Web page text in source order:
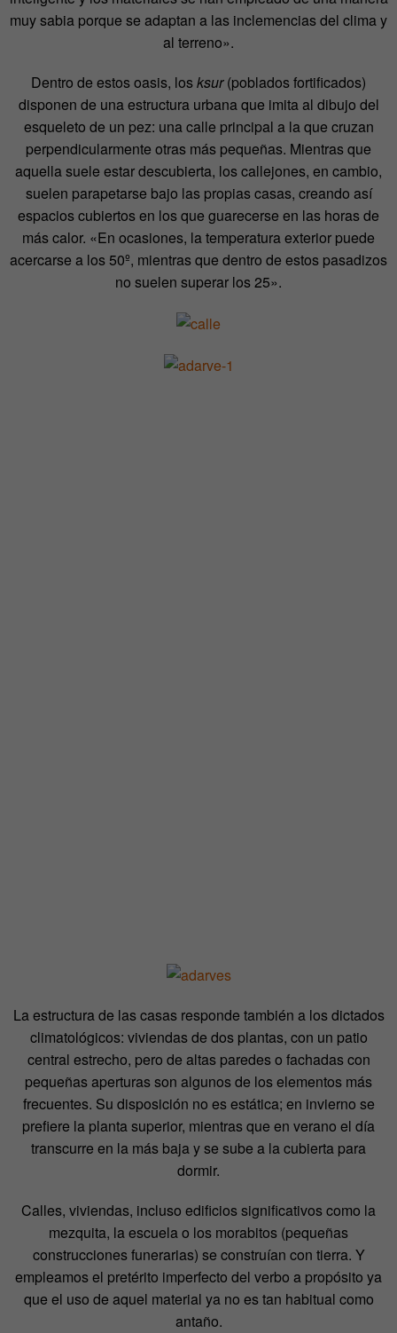
muy sabia porque se adaptan a las inclemencias del clima y
al terreno».
Dentro de estos oasis, losksur(poblados fortificados)
disponen de una estructura urbana que imita al dibujo del
esqueleto de un pez: una calle principal a la que cruzan
perpendicularmente otras más pequeñas. Mientras que
aquella suele estar descubierta, los callejones, en cambio,
suelen parapetarse bajo las propias casas, creando así
espacios cubiertos en los que guarecerse en las horas de
más calor. «En ocasiones, la temperatura exterior puede
acercarse a los 50º, mientras que dentro de estos pasadizos
no suelen superar los 25».
La estructura de las casas responde también a los dictados
climatológicos: viviendas de dos plantas, con un patio
central estrecho, pero de altas paredes o fachadas con
pequeñas aperturas son algunos de los elementos más
frecuentes. Su disposición no es estática; en invierno se
prefiere la planta superior, mientras que en verano el día
transcurre en la más baja y se sube a la cubierta para
dormir.
Calles, viviendas, incluso edificios significativos como la
mezquita, la escuela o los morabitos (pequeñas
construcciones funerarias) se construían con tierra. Y
empleamos el pretérito imperfecto del verbo a propósito ya
que el uso de aquel material ya no es tan habitual como
antaño.